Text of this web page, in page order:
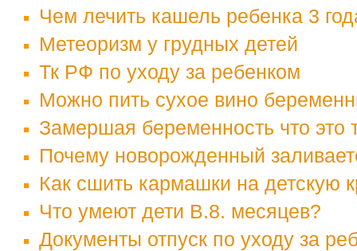
Чем лечить кашель ребенка 3
Метеоризм у грудных детей
Тк РФ по уходу за ребенком
Можно пить сухое вино
Замершая беременность что это
Почему новорожденный
Как сшить кармашки на детскую
Что умеют дети В.8. месяцев?
Документы отпуск по уходу за